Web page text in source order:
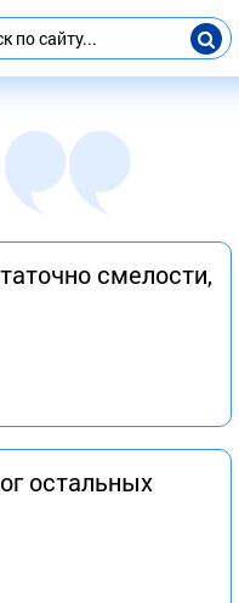
смелости,
остальных